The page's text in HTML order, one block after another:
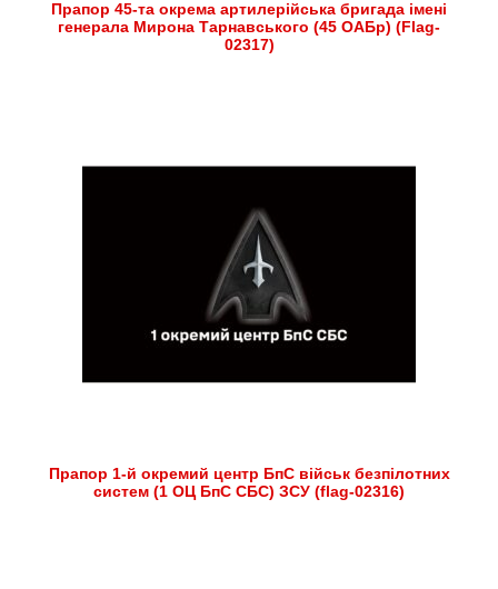
Прапор 45-та окрема артилерійська бригада імені
генерала Мирона Тарнавського (45 ОАБр) (Flag-
02317)
Прапор 1-й окремий центр БпС військ безпілотних
систем (1 ОЦ БпС СБС) ЗСУ (flag-02316)